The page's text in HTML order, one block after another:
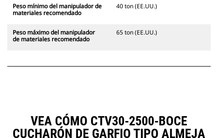
Peso mínimo del manipulador de
materiales recomendado
40 ton (EE.UU.)
Peso máximo del manipulador
de materiales recomendado
65 ton (EE.UU.)
VEA CÓMO CTV30-2500-BOCE
CUCHARÓN DE GARFIO TIPO ALMEJA